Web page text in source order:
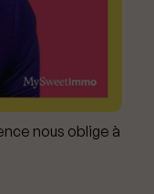
nous oblige à